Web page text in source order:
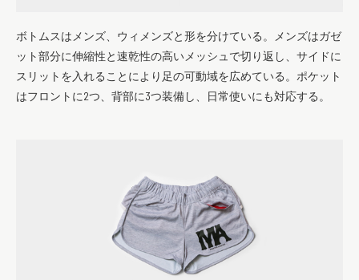
ボトムスはメンズ、ウィメンズと形を分けている。メンズはガゼ
ット部分に伸縮性と速乾性の高いメッシュで切り返し、サイドに
スリットを入れることにより足の可動域を広めている。ポケット
はフロントに2つ、背部に3つ装備し、日常使いにも対応する。